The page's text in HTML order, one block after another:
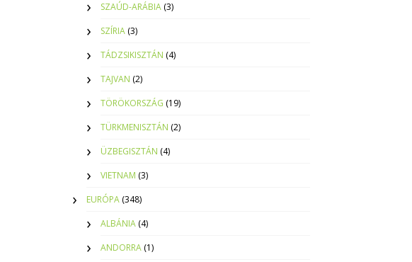
SZAÚD-ARÁBIA (3)
SZÍRIA (3)
TÁDZSIKISZTÁN (4)
TAJVAN (2)
TÖRÖKORSZÁG (19)
TÜRKMENISZTÁN (2)
ÜZBEGISZTÁN (4)
VIETNAM (3)
EURÓPA (348)
ALBÁNIA (4)
ANDORRA (1)